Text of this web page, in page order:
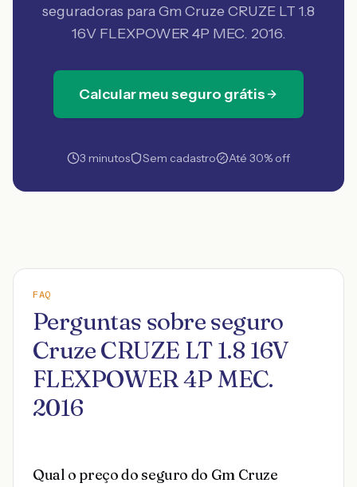
seguradoras para Gm Cruze CRUZE LT 1.8
16V FLEXPOWER 4P MEC. 2016.
Calcular meu seguro grátis
3 minutos Sem cadastro Até 30% off
FAQ
Perguntas sobre seguro
Cruze CRUZE LT 1.8 16V
FLEXPOWER 4P MEC.
2016
Qual o preço do seguro do Gm Cruze